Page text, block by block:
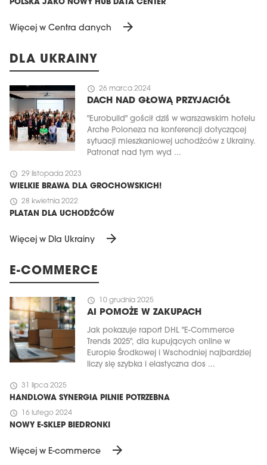
POLSKA JAKO NOWY HUB DATA CENTER
Więcej w Centra danych arrow_forward
DLA UKRAINY
schedule 26 marca 2024
DACH NAD GŁOWĄ PRZYJACIÓŁ
"Eurobuild" gościł dziś w warszawskim hotelu
Arche Poloneza na konferencji dotyczącej
sytuacji mieszkaniowej uchodźców z Ukrainy.
Patronat nad tym wyd ...
schedule 29 listopada 2023
WIELKIE BRAWA DLA GROCHOWSKICH!
schedule 28 kwietnia 2022
PLATAN DLA UCHODŹCÓW
Więcej w Dla Ukrainy arrow_forward
E-COMMERCE
schedule 10 grudnia 2025
AI POMOŻE W ZAKUPACH
Jak pokazuje raport DHL "E-Commerce
Trends 2025", dla kupujących online w
Europie Środkowej i Wschodniej najbardziej
liczy się szybka i elastyczna dos ...
schedule 31 lipca 2025
HANDLOWA SYNERGIA PILNIE POTRZEBNA
schedule 16 lutego 2024
NOWY E-SKLEP BIEDRONKI
Więcej w E-commerce arrow_forward